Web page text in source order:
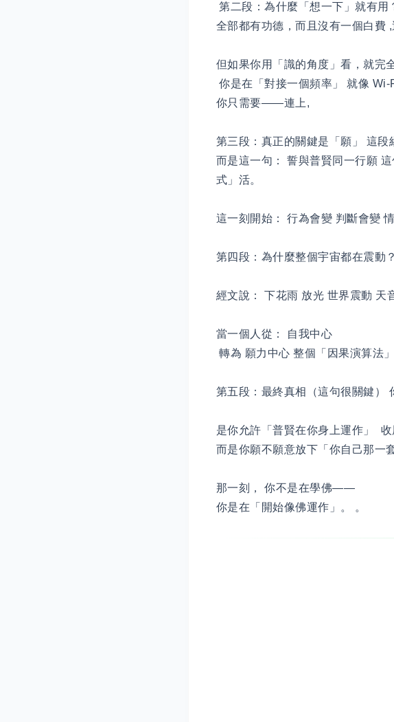
第二段：為什麼「想一下」就有
全部都有功德，而且沒有一個白費
但如果你用「識的角度」看，就完
你是在「對接一個頻率」 就像
你只需要——連上,
第三段：真正的關鍵是「願」 這段
而是這一句： 誓與普賢同一行願
式」活。
這一刻開始： 行為會變 判斷會變
第四段：為什麼整個宇宙都在震動？
經文說： 下花雨 放光 世界震動 天
當一個人從： 自我中心
轉為 願力中心 整個「因果演算法
第五段：最終真相（這句很關鍵）
是你允許「普賢在你身上運作」
而是你願不願意放下「你自己那一
那一刻， 你不是在學佛——
你是在「開始像佛運作」。 。